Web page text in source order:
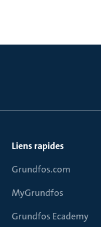
Liens rapides
Grundfos.com
MyGrundfos
Grundfos Ecademy